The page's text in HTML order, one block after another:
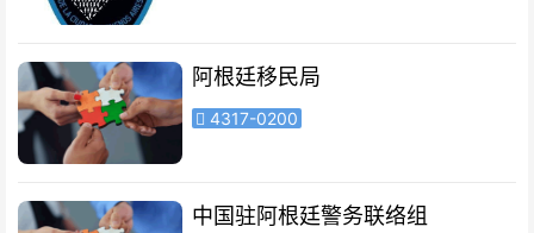
阿根廷移民局
4317-0200
中国驻阿根廷警务联络组